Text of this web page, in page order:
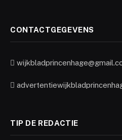
CONTACTGEGEVENS
TIP DE REDACTIE